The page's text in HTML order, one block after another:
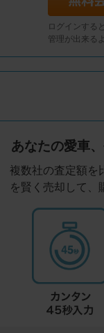
ログインする
管理が出来る
あなたの愛車
複数社の査定額を
を賢く売却して、